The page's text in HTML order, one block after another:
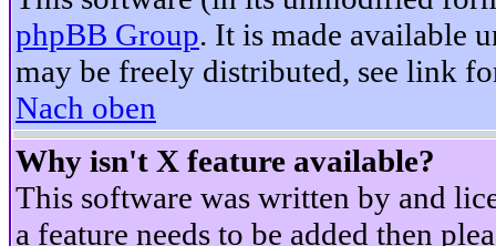
phpBB Group. It is made available
may be freely distributed, see link
Nach oben
Why isn't X feature available?
This software was written by and
a feature needs to be added then